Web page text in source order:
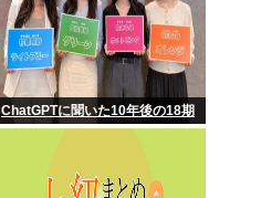
ChatGPTに聞いた10年後の18期